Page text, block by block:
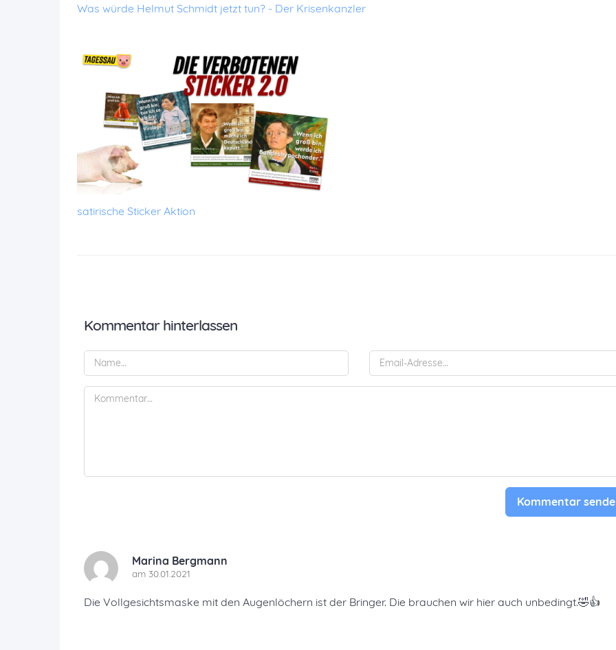
Was würde Helmut Schmidt jetzt tun? - Der Krisenkanzler
satirische Sticker Aktion
Kommentar hinterlassen
Kommentar
Marina Bergmann
am 30.01.2021
Die Vollgesichtsmaske mit den Augenlöchern ist der Bringer. Die brauchen wir hier auch unbedingt.🤣👍